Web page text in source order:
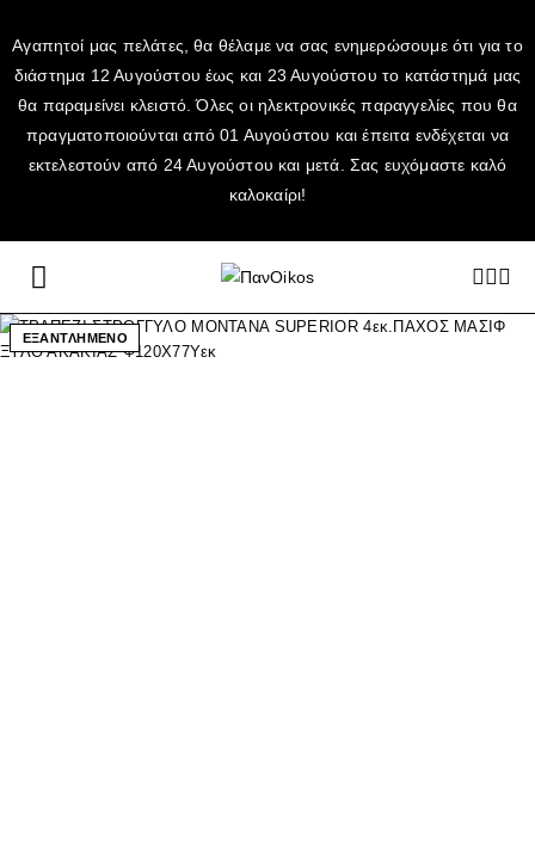
Αγαπητοί μας πελάτες, θα θέλαμε να σας ενημερώσουμε ότι για το
διάστημα 12 Αυγούστου έως και 23 Αυγούστου το κατάστημά μας
θα παραμείνει κλειστό. Όλες οι ηλεκτρονικές παραγγελίες που θα
πραγματοποιούνται από 01 Αυγούστου και έπειτα ενδέχεται να
εκτελεστούν από 24 Αυγούστου και μετά. Σας ευχόμαστε καλό
καλοκαίρι!
ΕΞΑΝΤΛΗΜΕΝΟ